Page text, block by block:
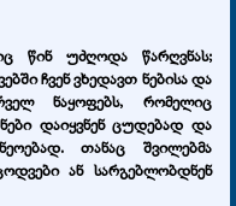
წინ უძღოდა წარღვნას;
ჩვენ ვხედავთ ნებისა და
ნაყოფებს, რომელიც
დაიყვნენ ცუდებად და
თანაც შვილებმა
ან სარგებლობდნენ